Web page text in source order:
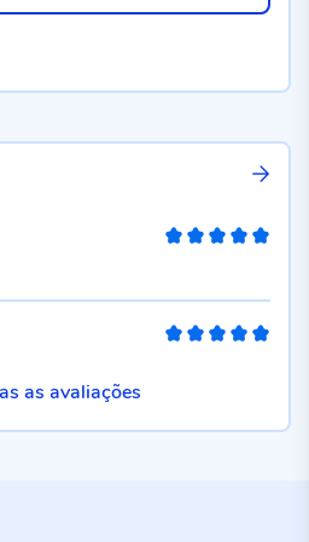
as avaliações